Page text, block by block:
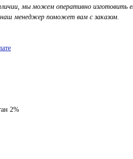
мы можем оперативно изготовить
менеджер поможет вам с заказом.
2%